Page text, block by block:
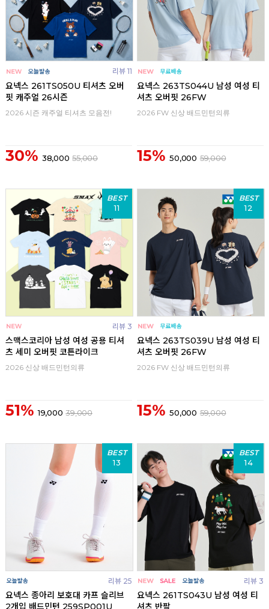
리뷰 11
요넥스 261TS050U 티셔츠 오버
핏 캐주얼 26시즌
2026 시즌 캐주얼 티셔츠 모음전!
30% 38,000 55,000
요넥스 263TS044U 남성 여성 티
셔츠 오버핏 26FW
2026 FW 신상 배드민턴의류
15% 50,000 59,000
BEST
11
리뷰 3
스맥스코리아 남성 여성 공용 티셔
츠 세미 오버핏 코튼라이크
2026 신상 배드민턴의류
51% 19,000 39,000
BEST
12
요넥스 263TS039U 남성 여성 티
셔츠 오버핏 26FW
2026 FW 신상 배드민턴의류
15% 50,000 59,000
BEST
13
리뷰 25
요넥스 종아리 보호대 카프 슬리브
2개입 배드민턴 259SP001U
BEST
14
리뷰 3
요넥스 261TS043U 남성 여성 티
셔츠 반팔